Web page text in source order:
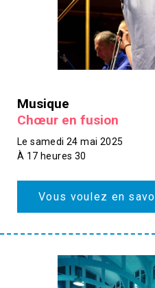
Musique
Chœur en fusion
Le samedi 24 mai 2025
À 17 heures 30
Vous voulez en